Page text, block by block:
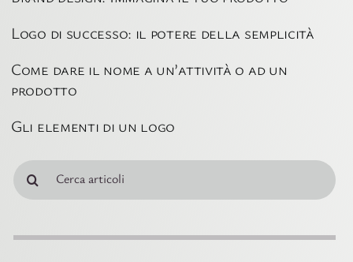
Logo di successo: il potere della semplicità
Come dare il nome a un’attività o ad un
prodotto
Gli elementi di un logo
per: